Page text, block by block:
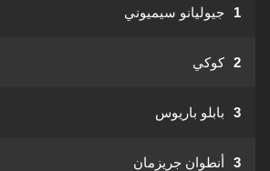
1 جيوليانو سيميوني
2 كوكي
3 بابلو باريوس
3 أنطوان جريزمان